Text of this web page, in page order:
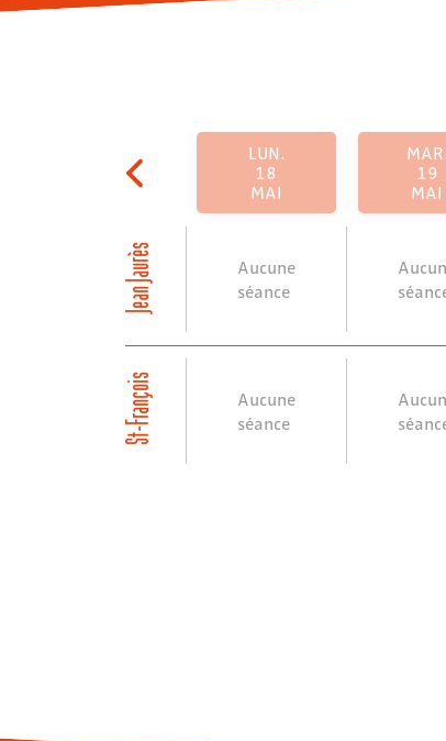
Jean Jaurès
St-François
LUN.
18
MAI
Aucune
séance
Aucune
séance
MAR.
19
MAI